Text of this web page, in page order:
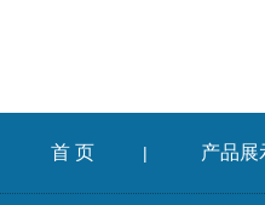
首 页 | 产品展